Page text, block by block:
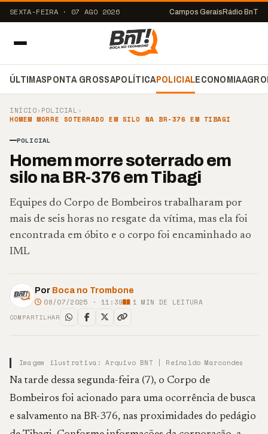
SEXTA-FEIRA · 07 AGO 2026 Campos Gerais Rádio BnT
ÚLTIMASPONTA GROSSAPOLÍTICAPOLICIALECONOMIA
INÍCIO›POLICIAL ›
HOMEM MORRE SOTERRADO EM SILO NA BR-376 EM TIBAGI
POLICIAL
Homem morre soterrado em
silo na BR-376 em Tibagi
Equipes do Corpo de Bombeiros trabalharam por
mais de seis horas no resgate da vítima, mas ela foi
encontrada em óbito e o corpo foi encaminhado ao
IML
Por Boca no Trombone
08/07/2025 · 11:39 1 MIN DE LEITURA
COMPARTILHAR
Imagem ilustrativa: Arquivo BNT | Reinaldo Marcondes
Na tarde dessa segunda-feira (7), o Corpo de
Bombeiros foi acionado para uma ocorrência de busca
e salvamento na BR-376, nas proximidades do pedágio